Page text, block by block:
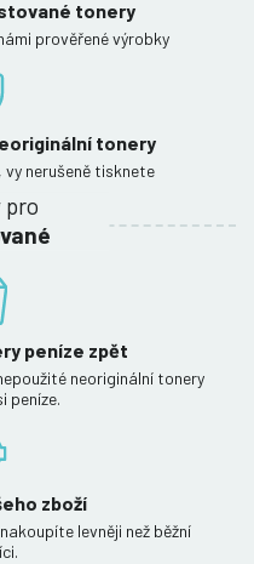
tonery
prověřené výrobky
tonery
vy nerušeně tisknete
pro
peníze zpět
neoriginální tonery
peníze.
zboží
levněji než běžní